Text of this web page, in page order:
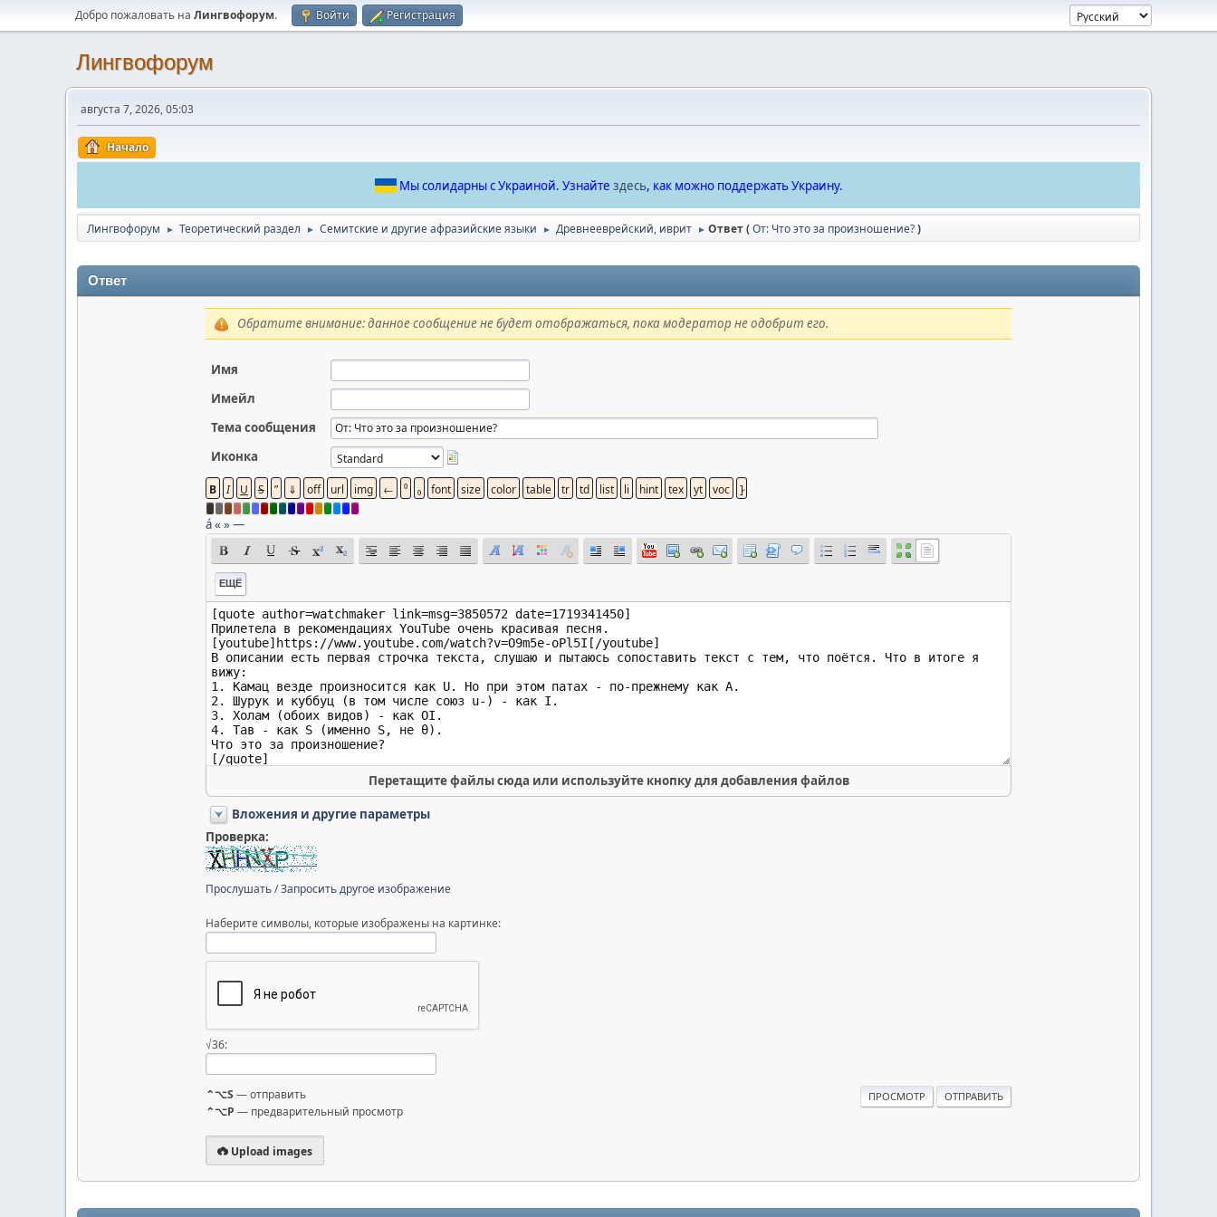
Добро пожаловать на Лингвофорум. Войти Регистрация
Лингвофорум
августа 7, 2026, 05:03
Начало
Мы солидарны с Украиной. Узнайте здесь, как можно поддержать Украину.
Лингвофорум ► Теоретический раздел ► Семитские и другие афразийские языки ► Древнееврейский, иврит ► Ответ (От: Что это за произношение?)
Ответ
Обратите внимание: данное сообщение не будет отображаться, пока модератор не одобрит его.
Имя
Имейл
Тема сообщения
Иконка
á« »—
ЕЩЁ
Перетащите файлы сюда или используйте кнопку для добавления файлов
Вложения и другие параметры
Проверка:
Прослушать/Запросить другое изображение
Наберите символы, которые изображены на картинке:
√36:
⌃⌥S — отправить
⌃⌥P — предварительный просмотр
Upload images